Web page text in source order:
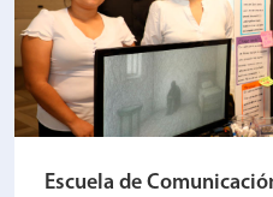
Escuela de